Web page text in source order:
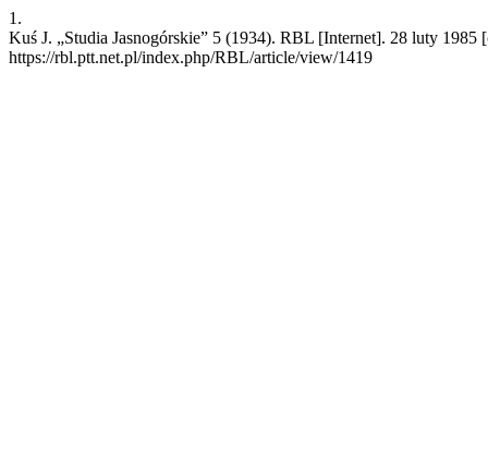
1.
Kuś J. „Studia Jasnogórskie” 5 (1934). RBL [Internet]. 28 luty
https://rbl.ptt.net.pl/index.php/RBL/article/view/1419